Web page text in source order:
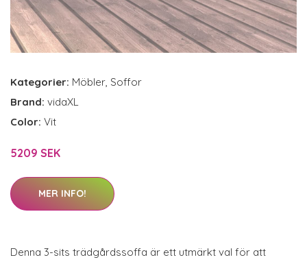
Kategorier: Möbler, Soffor
Brand: vidaXL
Color: Vit
5209 SEK
MER INFO!
Denna 3-sits trädgårdssoffa är ett utmärkt val för att